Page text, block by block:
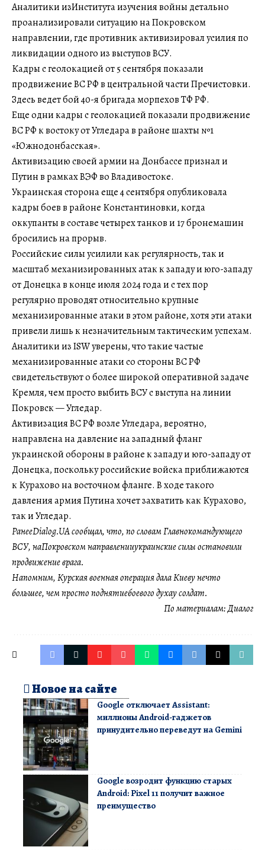
Аналитики изИнститута изучения войны детально
проанализировали ситуацию на Покровском
направлении, где противник активизировал усилия по
ликвидации одного из выступов ВСУ.
Кадры с геолокацией от 5 сентября показали
продвижение ВС РФ в центральной части Пречистовки.
Здесь ведет бой 40-я бригада морпехов ТФ РФ.
Еще одни кадры с геолокацией показали продвижение
ВС РФ к востоку от Угледара в районе шахты №1
«Южнодонбасская».
Активизацию своей армии на Донбассе признал и
Путин в рамках ВЭФ во Владивостоке.
Украинская сторона еще 4 сентября опубликовала
кадры боев в районе Константиновки, когда
оккупанты в составе четырех танков и 17 бронемашин
бросились на прорыв.
Российские силы усилили как регулярность, так и
масштаб механизированных атак к западу и юго-западу
от Донецка в конце июля 2024 года и с тех пор
регулярно проводят относительно крупные
механизированные атаки в этом районе, хотя эти атаки
привели лишь к незначительным тактическим успехам.
Аналитики из ISW уверены, что такие частые
механизированные атаки со стороны ВС РФ
свидетельствуют о более широкой оперативной задаче
Кремля, чем просто выбить ВСУ с выступа на линии
Покровск — Угледар.
Активизация ВС РФ возле Угледара, вероятно,
направлена на давление на западный фланг
украинской обороны в районе к западу и юго-западу от
Донецка, поскольку российские войска приближаются
к Курахово на восточном фланге. В ходе такого
давления армия Путина хочет захватить как Курахово,
так и Угледар.
РанееDialog.UA сообщал, что, по словам Главнокомандующего
ВСУ, наПокровском направленииукраинские силы остановили
продвижение врага.
Напомним, Курская военная операция дала Киеву нечто
большее, чем просто поднятиебоевого духау солдат.
По материалам:Диалог
Новое на сайте
Google отключает Assistant:
миллионы Android-гаджетов
принудительно переведут на Gemini
Google возродит функцию старых
Android: Pixel 11 получит важное
преимущество